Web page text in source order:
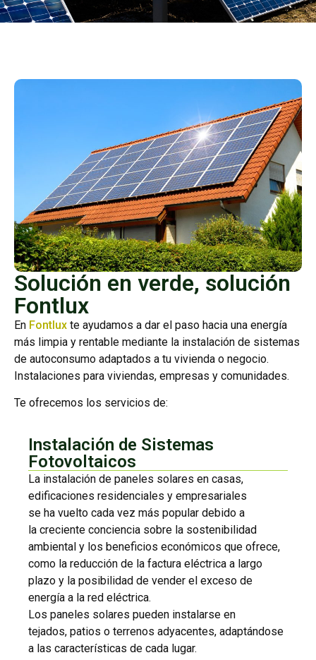
Solución en verde, solución
Fontlux
En Fontlux te ayudamos a dar el paso hacia una energía
más limpia y rentable mediante la instalación de sistemas
de autoconsumo adaptados a tu vivienda o negocio.
Instalaciones para viviendas, empresas y comunidades.
Te ofrecemos los servicios de:
Instalación de Sistemas
Fotovoltaicos
La instalación de paneles solares en casas,
edificaciones residenciales y empresariales
se ha vuelto cada vez más popular debido a
la creciente conciencia sobre la sostenibilidad
ambiental y los beneficios económicos que ofrece,
como la reducción de la factura eléctrica a largo
plazo y la posibilidad de vender el exceso de
energía a la red eléctrica.
Los paneles solares pueden instalarse en
tejados, patios o terrenos adyacentes, adaptándose
a las características de cada lugar.